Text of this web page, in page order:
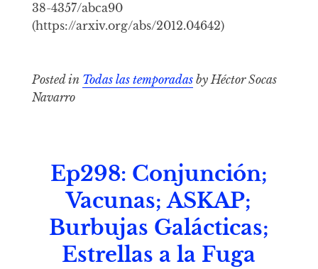
38-4357/abca90
(https://arxiv.org/abs/2012.04642)
Posted in Todas las temporadasby Héctor Socas
Navarro
Ep298: Conjunción;
Vacunas; ASKAP;
Burbujas Galácticas;
Estrellas a la Fuga